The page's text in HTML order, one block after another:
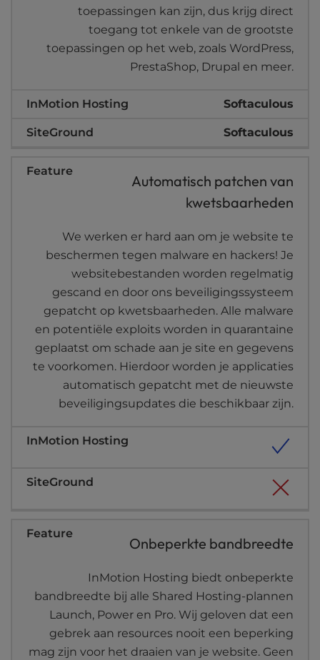
toepassingen kan zijn, dus krijg direct
toegang tot enkele van de grootste
toepassingen op het web, zoals WordPress,
PrestaShop, Drupal en meer.
Softaculous
Softaculous
Automatisch patchen van
kwetsbaarheden
We werken er hard aan om je website te
beschermen tegen malware en hackers! Je
websitebestanden worden regelmatig
gescand en door ons beveiligingssysteem
gepatcht op kwetsbaarheden. Alle malware
en potentiële exploits worden in quarantaine
geplaatst om schade aan je site en gegevens
te voorkomen. Hierdoor worden je applicaties
automatisch gepatcht met de nieuwste
beveiligingsupdates die beschikbaar zijn.
Onbeperkte bandbreedte
InMotion Hosting biedt onbeperkte
bandbreedte bij alle Shared Hosting-plannen
Launch, Power en Pro. Wij geloven dat een
gebrek aan resources nooit een beperking
mag zijn voor het draaien van je website. Geen